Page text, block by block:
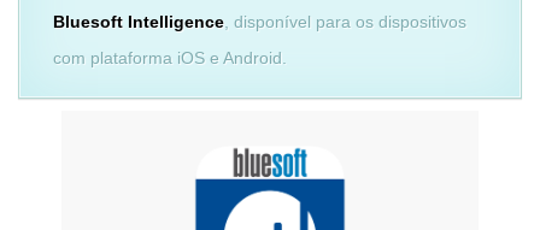
Bluesoft Intelligence , disponível para os dispositivos
com plataforma iOS e Android.